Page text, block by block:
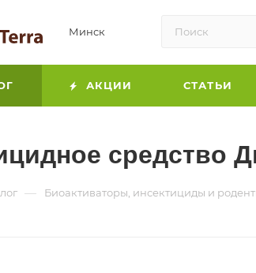
Минск
АКЦИИ СТАТЬИ
средство
— Биоактиваторы, инсектициды и